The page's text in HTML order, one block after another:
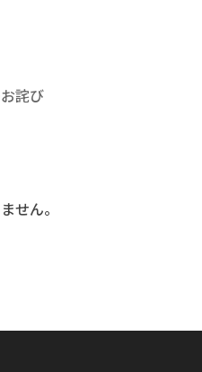
詫び
せん。